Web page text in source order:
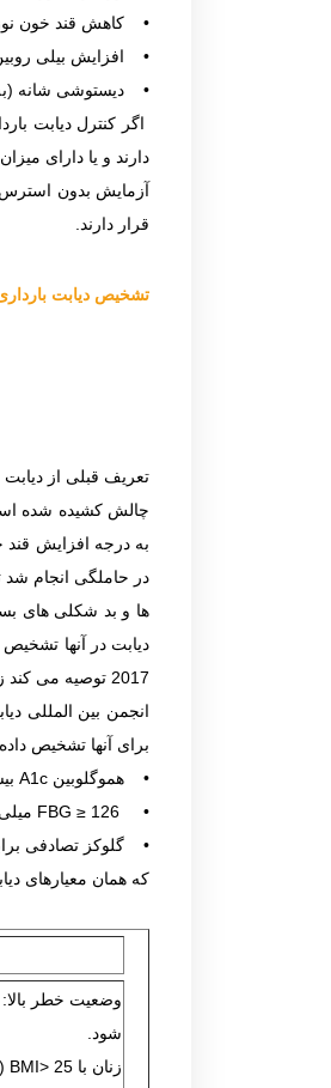
• کاهش قند خون
• افزایش بیلی
• دیستوشی شانه (به
اگر کنترل دیابت
دارند و یا دارای
آزمایش بدون استرس
قرار دارند.
تشخیص دیابت
تعریف قبلی از
چالش کشیده شده
در حاملگی انجام شد
ها و بد شکلی های
دیابت در آنها تشخیص
انجمن بین المللی
برای آنها تشخیص
• هموگلوبین A1c بیشتراز 6.5 درصد
• FBG ≥ 126 میلی گرم در دسی لیتر
• گلوکز تصادفی برابر یا بیشتر از
که همان معیارهای
شود.
زنان با BMI> 25
(